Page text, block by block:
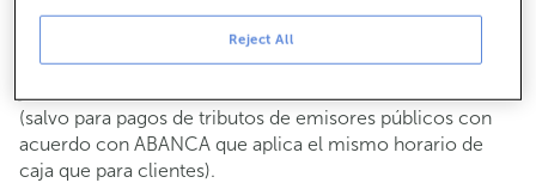
Operaciones con efectivo
Clientes: de lunes a viernes de 8:15 a 11:00
Si no eres cliente, el horario de caja será losmartes y
(salvo para pagos de tributos de emisores públicos con
acuerdo con ABANCA que aplica el mismo horario de
caja que para clientes).
Reject All